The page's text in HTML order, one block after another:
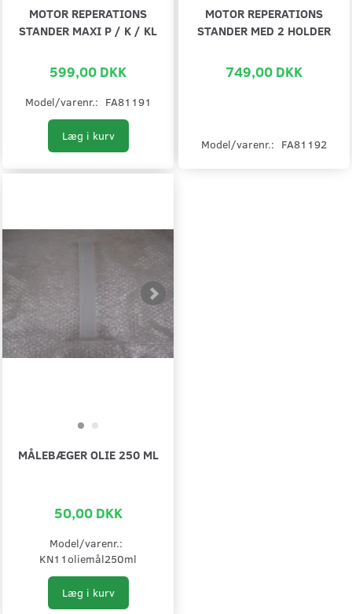
MOTOR REPERATIONS
STANDER MAXI P / K / KL
599,00 DKK
Model/varenr.: FA81191
Læg i kurv
MOTOR REPERATIONS
STANDER MED 2 HOLDER
749,00 DKK
Model/varenr.: FA81192
MÅLEBÆGER OLIE 250 ML
50,00 DKK
Model/varenr.:
KN11oliemål250ml
Læg i kurv